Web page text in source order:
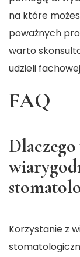
na które
poważnych
warto
udzieli
FAQ
Korzystanie z